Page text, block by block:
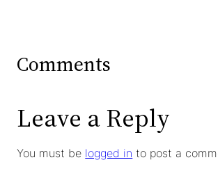
Comments
Leave a Reply
You must be logged in to post a